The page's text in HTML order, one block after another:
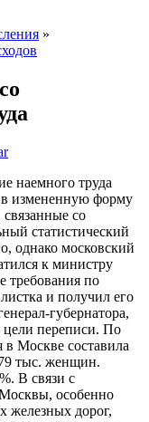
»
измененную форму
со
статистический
однако московский
к министру
требования по
и получил его
губернатора,
цели переписи. По
в Москве составила
тыс. женщин.
В связи с
особенно
железных дорог,